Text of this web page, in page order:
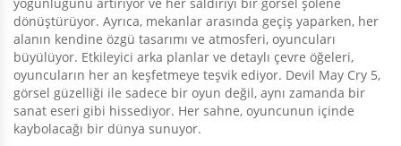
dönüştürüyor. Ayrıca, mekanlar arasında geçiş yaparken, her
alanın kendine özgü tasarımı ve atmosferi, oyuncuları
büyülüyor. Etkileyici arka planlar ve detaylı çevre öğeleri,
oyuncuların her an keşfetmeye teşvik ediyor. Devil May Cry 5,
görsel güzelliği ile sadece bir oyun değil, aynı zamanda bir
sanat eseri gibi hissediyor. Her sahne, oyuncunun içinde
kaybolacağı bir dünya sunuyor.